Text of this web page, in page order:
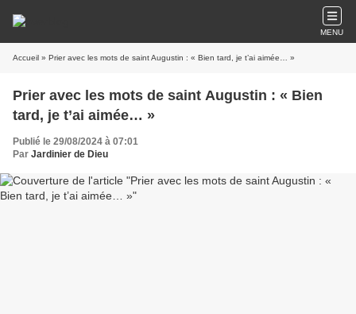
MENU
Accueil » Prier avec les mots de saint Augustin : « Bien tard, je t’ai aimée… »
Prier avec les mots de saint Augustin : « Bien
tard, je t’ai aimée… »
Publié le 29/08/2024 à 07:01
Par Jardinier de Dieu